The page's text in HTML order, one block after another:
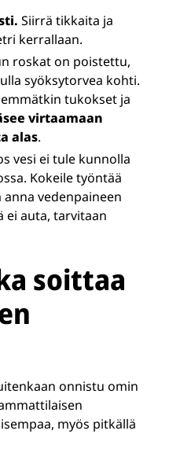
Siirrä tikkaita ja
kerrallaan.
roskat on poistettu,
syöksytorvea kohti.
tukokset ja
virtaamaan
alas.
vesi ei tule kunnolla
Kokeile työntää
vedenpaineen
ei auta, tarvitaan
soittaa
onnistu omin
myös pitkällä